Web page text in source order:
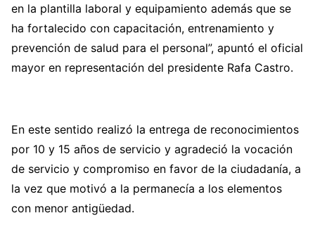
en la plantilla laboral y equipamiento además que se
ha fortalecido con capacitación, entrenamiento y
prevención de salud para el personal”, apuntó el oficial
mayor en representación del presidente Rafa Castro.
En este sentido realizó la entrega de reconocimientos
por 10 y 15 años de servicio y agradeció la vocación
de servicio y compromiso en favor de la ciudadanía, a
la vez que motivó a la permanecía a los elementos
con menor antigüedad.